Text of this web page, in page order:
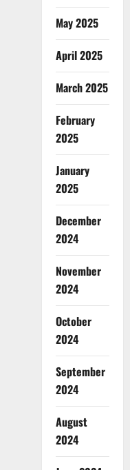
May 2025
April 2025
March 2025
February
2025
January
2025
December
2024
November
2024
October
2024
September
2024
August
2024